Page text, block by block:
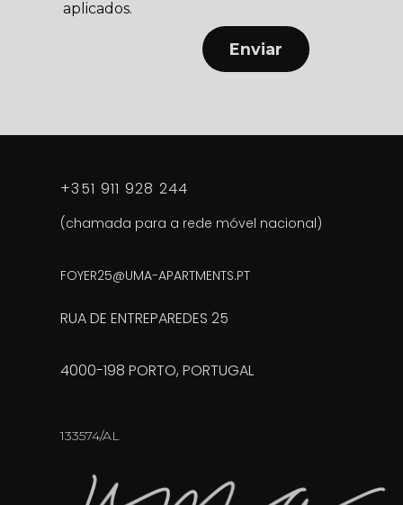
aplicados.
Enviar
+351 911 928 244
(chamada para a rede móvel nacional)
FOYER25@UMA-APARTMENTS.PT
RUA DE ENTREPAREDES 25
4000-198 PORTO, PORTUGAL
133574/AL